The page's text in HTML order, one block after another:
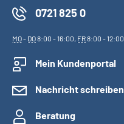
0721 825 0
MO- DO8:00 - 16:00, FR8:00 - 12:00
Mein Kundenportal
Nachricht schreiben
Beratung